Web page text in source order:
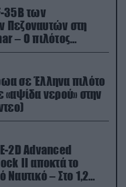
35B των
Πεζοναυτών στη
– Ο πιλότος
εγκαίρως
σε Έλληνα πιλότο
«αψίδα νερού» στην
2D Advanced
II αποκτά το
Ναυτικό – Στο 1,2